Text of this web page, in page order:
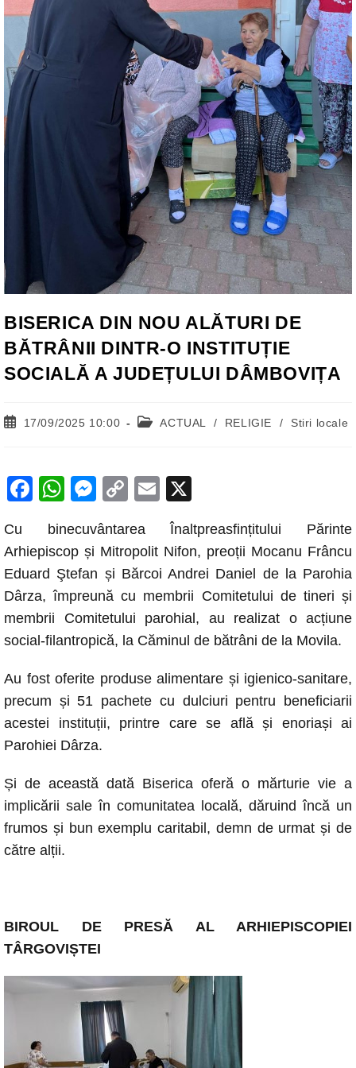
BISERICA DIN NOU ALĂTURI DE
BĂTRÂNII DINTR-O INSTITUȚIE
SOCIALĂ A JUDEȚULUI DÂMBOVIȚA
Post17/09/2025 10:00
PostACTUAL / RELIGIE / Stiri locale
F
e
b
o
o
W
at
s
A
p
p
M
ss
e
n
g
er
C
p
y
Li
n
k
E
m
ail
Cu binecuvântarea Înaltpreasfințitului Părinte
Arhiepiscop și Mitropolit Nifon, preoții Mocanu Frâncu
Eduard Ştefan și Bărcoi Andrei Daniel de la Parohia
Dârza, împreună cu membrii Comitetului de tineri și
membrii Comitetului parohial, au realizat o acțiune
social-filantropică, la Căminul de bătrâni de la Movila.
Au fost oferite produse alimentare și igienico-sanitare,
precum și 51 pachete cu dulciuri pentru beneficiarii
acestei instituții, printre care se află și enoriași ai
Parohiei Dârza.
Și de această dată Biserica oferă o mărturie vie a
implicării sale în comunitatea locală, dăruind încă un
frumos și bun exemplu caritabil, demn de urmat și de
către alții.
BIROUL DE PRESĂ AL ARHIEPISCOPIEI
TÂRGOVIȘTEI